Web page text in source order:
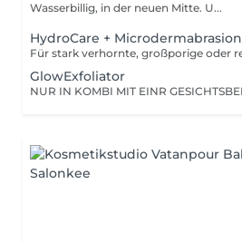
Wasserbillig, in der neuen Mitte. U...
HydroCare + Microdermabrasion
GlowExfoliator